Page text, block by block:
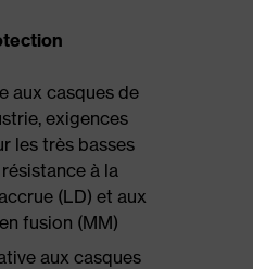
aux casques de
exigences
les très basses
à la
(LD) et aux
fusion (MM)
aux casques